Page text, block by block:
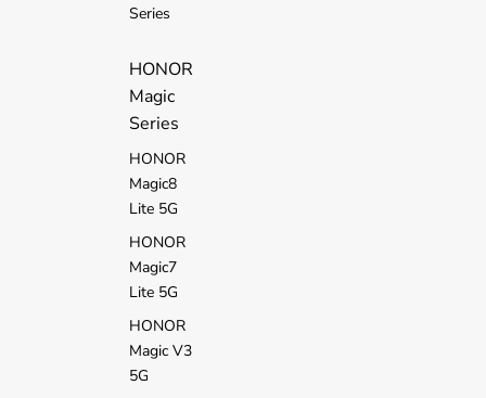
Series
HONOR
Magic
Series
HONOR
Magic8
Lite 5G
HONOR
Magic7
Lite 5G
HONOR
Magic V3
5G